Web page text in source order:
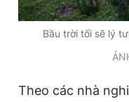
Bầu trời tối sẽ lý
Theo các nhà